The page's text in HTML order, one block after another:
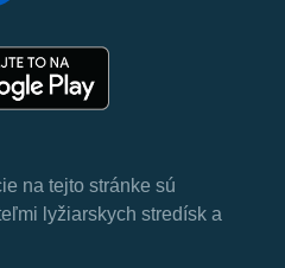
na tejto stránke sú
lyžiarskych stredísk a